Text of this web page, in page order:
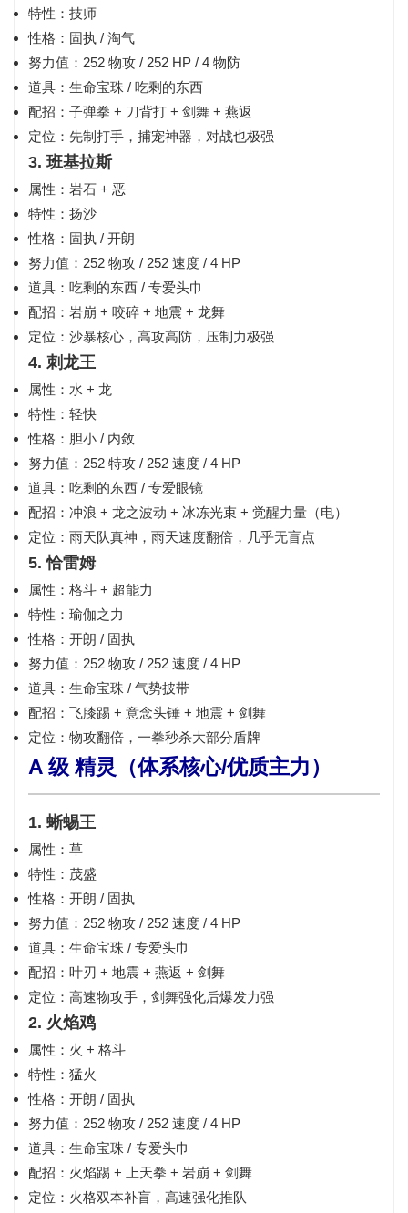
特性：技师
性格：固执 / 淘气
努力值：252 物攻 / 252 HP / 4 物防
道具：生命宝珠 / 吃剩的东西
配招：子弹拳 + 刀背打 + 剑舞 + 燕返
定位：先制打手，捕宠神器，对战也极强
3. 班基拉斯
属性：岩石 + 恶
特性：扬沙
性格：固执 / 开朗
努力值：252 物攻 / 252 速度 / 4 HP
道具：吃剩的东西 / 专爱头巾
配招：岩崩 + 咬碎 + 地震 + 龙舞
定位：沙暴核心，高攻高防，压制力极强
4. 刺龙王
属性：水 + 龙
特性：轻快
性格：胆小 / 内敛
努力值：252 特攻 / 252 速度 / 4 HP
道具：吃剩的东西 / 专爱眼镜
配招：冲浪 + 龙之波动 + 冰冻光束 + 觉醒力量（电）
定位：雨天队真神，雨天速度翻倍，几乎无盲点
5. 恰雷姆
属性：格斗 + 超能力
特性：瑜伽之力
性格：开朗 / 固执
努力值：252 物攻 / 252 速度 / 4 HP
道具：生命宝珠 / 气势披带
配招：飞膝踢 + 意念头锤 + 地震 + 剑舞
定位：物攻翻倍，一拳秒杀大部分盾牌
A 级 精灵（体系核心/优质主力）
1. 蜥蜴王
属性：草
特性：茂盛
性格：开朗 / 固执
努力值：252 物攻 / 252 速度 / 4 HP
道具：生命宝珠 / 专爱头巾
配招：叶刃 + 地震 + 燕返 + 剑舞
定位：高速物攻手，剑舞强化后爆发力强
2. 火焰鸡
属性：火 + 格斗
特性：猛火
性格：开朗 / 固执
努力值：252 物攻 / 252 速度 / 4 HP
道具：生命宝珠 / 专爱头巾
配招：火焰踢 + 上天拳 + 岩崩 + 剑舞
定位：火格双本补盲，高速强化推队